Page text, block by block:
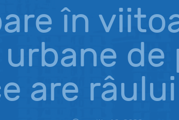
în
de
are